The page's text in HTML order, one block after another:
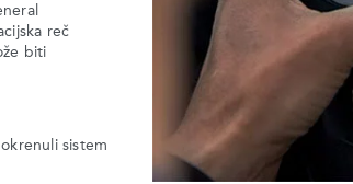
reč
biti
sistem